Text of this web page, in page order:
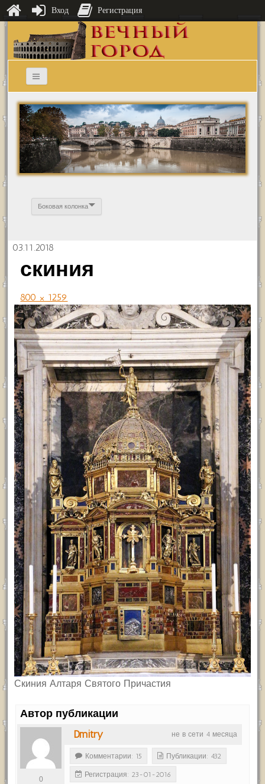
Боковая колонка
03.11.2018
скиния
800 × 1259
Скиния Алтаря Святого Причастия
Автор публикации
не в сети 4 месяца
Dmitry
0
Комментарии: 15 Публикации: 432
Регистрация: 23-01-2016
Вход Регистрация